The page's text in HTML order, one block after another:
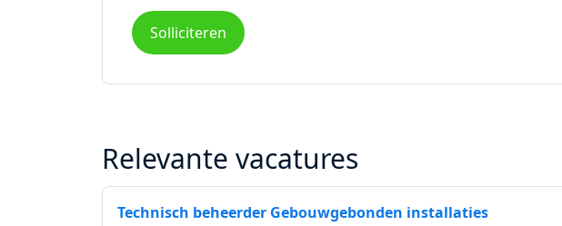
Solliciteren
Relevante vacatures
Technisch beheerder Gebouwgebonden installaties